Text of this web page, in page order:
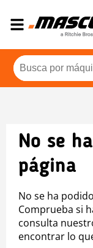
No se
página
No se ha
Comprueba si
consulta
encontrar lo